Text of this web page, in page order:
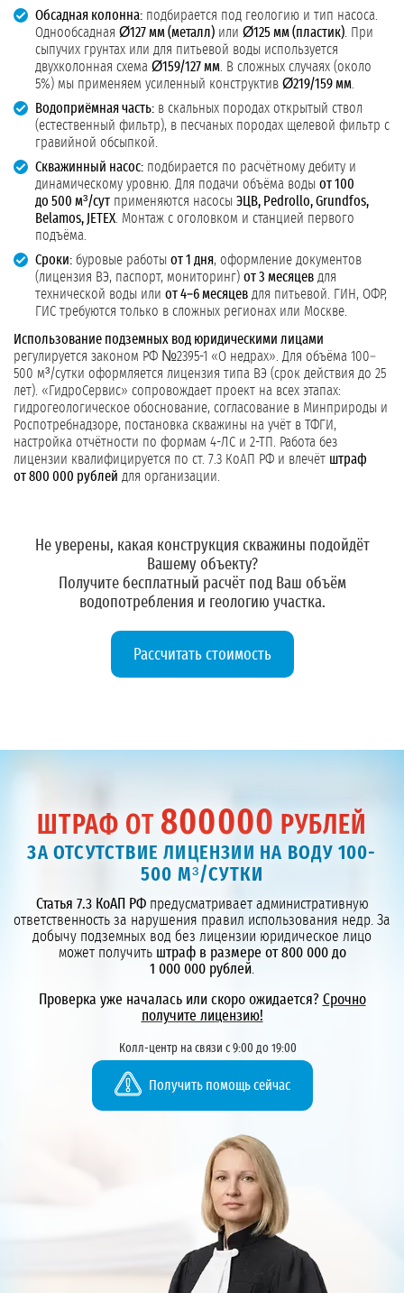
Обсадная колонна: подбирается под геологию и тип насоса.
Однообсадная Ø127 мм (металл) или Ø125 мм (пластик) . При
сыпучих грунтах или для питьевой воды используется
двухколонная схема Ø159/127 мм . В сложных случаях (около
5%) мы применяем усиленный конструктив Ø219/159 мм
Водоприёмная часть: в скальных породах открытый ствол
(естественный фильтр), в песчаных породах щелевой фильтр с
гравийной обсыпкой.
Скважинный насос: подбирается по расчётному дебиту и
динамическому уровню. Для подачи объёма воды от 100
до 500 м³/сут применяются насосы ЭЦВ, Pedrollo, Grundfos,
Belamos, JETEX . Монтаж с оголовком и станцией первого
подъёма.
Сроки: буровые работы от 1 дня, оформление документов
(лицензия ВЭ, паспорт, мониторинг) от 3 месяцев для
технической воды или от 4–6 месяцев для питьевой. ГИН, ОФР,
ГИС требуются только в сложных регионах или Москве.
Использование подземных вод юридическими лицами
регулируется законом РФ №2395-1 «О недрах». Для объёма 100–
500 м³/сутки оформляется лицензия типа ВЭ (срок действия до 25
лет). «ГидроСервис» сопровождает проект на всех этапах:
гидрогеологическое обоснование, согласование в Минприроды и
Роспотребнадзоре, постановка скважины на учёт в ТФГИ,
настройка отчётности по формам 4-ЛС и 2-ТП. Работа без
лицензии квалифицируется по ст. 7.3 КоАП РФ и влечёт штраф
от 800 000 рублей для организации.
Не уверены, какая конструкция скважины подойдёт
Вашему объекту?
Получите бесплатный расчётпод Ваш объём
водопотребления и геологию участка.
Рассчитать стоимость
ШТРАФ ОТ 800000 РУБЛЕЙ
ЗА ОТСУТСТВИЕ ЛИЦЕНЗИИ НА ВОДУ 100-
500 М³/СУТКИ
Статья 7.3 КоАП РФпредусматривает административную
ответственность за нарушения правил использования недр. За
добычу подземных вод без лицензии юридическое лицо
может получить штраф в размере от 800 000 до
1 000 000 рублей
Проверка уже началась или скоро ожидается? Срочно
получите лицензию!
Колл-центр на связи с 9:00 до 19:00
Получить помощь сейчас